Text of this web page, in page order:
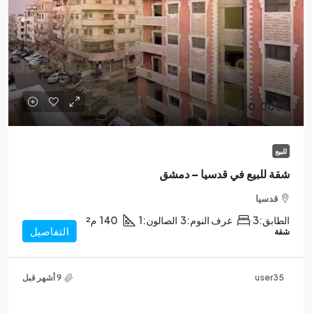
100,000$
للبيع
شقة للبيع في قدسيا – دمشق
قدسيا
الطابق:3 غرف النوم:3 الصالون:1
140 م²
شقة التفاصيل
user35